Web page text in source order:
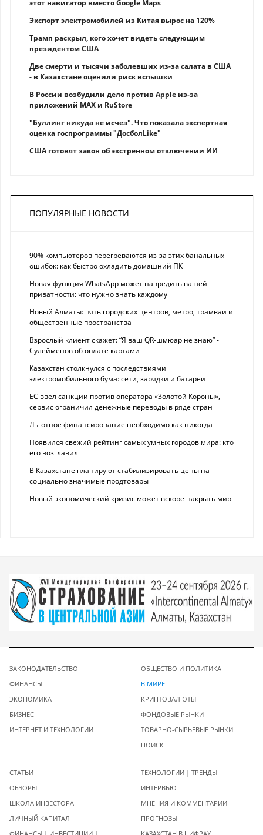
этот навигатор вместо Google Maps
Экспорт электромобилей из Китая вырос на 120%
Трамп раскрыл, кого хочет видеть следующим
президентом США
Две смерти и тысячи заболевших из-за салата в США
- в Казахстане оценили риск вспышки
В России возбудили дело против Apple из-за
приложений MAX и RuStore
"Буллинг никуда не исчез". Что показала экспертная
оценка госпрограммы "ДосболLike"
США готовят закон об экстренном отключении ИИ
ПОПУЛЯРНЫЕ НОВОСТИ
90% компьютеров перегреваются из-за этих банальных
ошибок: как быстро охладить домашний ПК
Новая функция WhatsApp может навредить вашей
приватности: что нужно знать каждому
Новый Алматы: пять городских центров, метро, трамваи и
общественные пространства
Взрослый клиент скажет: “Я ваш QR-шмюар не знаю“ -
Сулейменов об оплате картами
Казахстан столкнулся с последствиями
электромобильного бума: сети, зарядки и батареи
ЕС ввел санкции против оператора «Золотой Короны»,
сервис ограничил денежные переводы в ряде стран
Льготное финансирование необходимо как никогда
Появился свежий рейтинг самых умных городов мира: кто
его возглавил
В Казахстане планируют стабилизировать цены на
социально значимые продтовары
Новый экономический кризис может вскоре накрыть мир
ЗАКОНОДАТЕЛЬСТВО
ФИНАНСЫ
ЭКОНОМИКА
БИЗНЕС
ИНТЕРНЕТ И ТЕХНОЛОГИИ
ОБЩЕСТВО И ПОЛИТИКА
В МИРЕ
КРИПТОВАЛЮТЫ
ФОНДОВЫЕ РЫНКИ
ТОВАРНО-СЫРЬЕВЫЕ РЫНКИ
ПОИСК
СТАТЬИ
ОБЗОРЫ
ШКОЛА ИНВЕСТОРА
ЛИЧНЫЙ КАПИТАЛ
ТЕХНОЛОГИИ | ТРЕНДЫ
ИНТЕРВЬЮ
МНЕНИЯ И КОММЕНТАРИИ
ПРОГНОЗЫ